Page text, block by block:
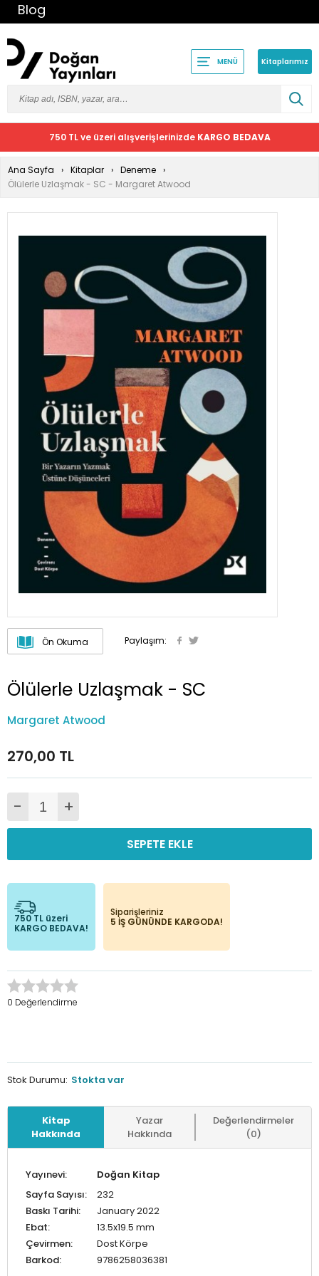
Blog
MENÜ Kitaplarımız
750 TL ve üzeri alışverişlerinizde KARGO BEDAVA
Ana Sayfa Kitaplar
Deneme
Ölülerle Uzlaşmak - SC - Margaret Atwood
Ön Okuma Paylaşım:
Ölülerle Uzlaşmak - SC
Margaret Atwood
270,00 TL
- +
SEPETE EKLE
750 TL üzeri
KARGO BEDAVA!
Siparişleriniz
5 İŞ GÜNÜNDE KARGODA!
0 Değerlendirme
Stok Durumu: Stokta var
Kitap
Hakkında
Yazar
Hakkında
Değerlendirmeler
(0)
Yayınevi:
Doğan Kitap
Sayfa Sayısı:
232
Baskı Tarihi:
January 2022
Ebat:
13.5x19.5 mm
Çevirmen:
Dost Körpe
Barkod:
9786258036381